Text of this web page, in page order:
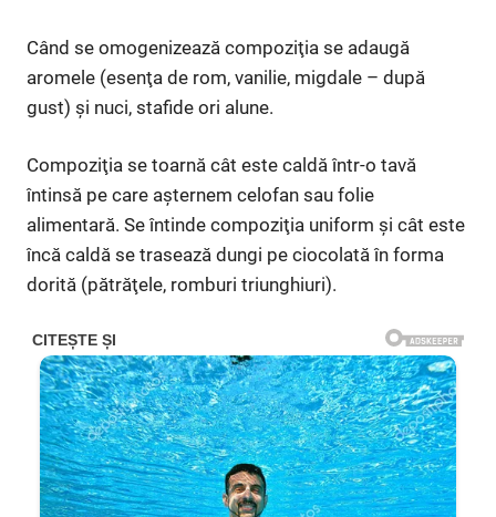
Când se omogenizează compoziţia se adaugă
aromele (esenţa de rom, vanilie, migdale – după
gust) şi nuci, stafide ori alune.
Compoziţia se toarnă cât este caldă într-o tavă
întinsă pe care aşternem celofan sau folie
alimentară. Se întinde compoziţia uniform şi cât este
încă caldă se trasează dungi pe ciocolată în forma
dorită (pătrăţele, romburi triunghiuri).